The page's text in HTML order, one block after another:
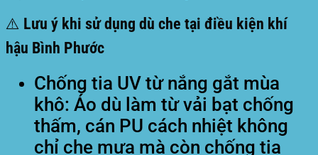
⚠️ Lưu ý khi sử dụng dù che tại điều kiện khí
hậu Bình Phước
Chống tia UV từ nắng gắt mùa
khô: Áo dù làm từ vải bạt chống
thấm, cán PU cách nhiệt không
chỉ che mưa mà còn chống tia